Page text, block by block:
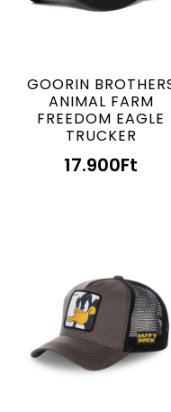
GOORIN
ANIMAL FARM
FREEDOM EAGLE
TRUCKER
17.900Ft